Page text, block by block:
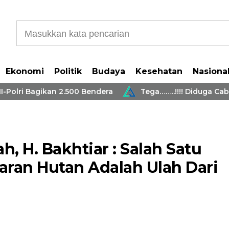
Ekonomi Politik Budaya Kesehatan
Bagikan 2.500 Bendera Tega……..!!!! Diduga Cabuli
H. Bakhtiar : Salah Satu
Hutan Adalah Ulah Dari